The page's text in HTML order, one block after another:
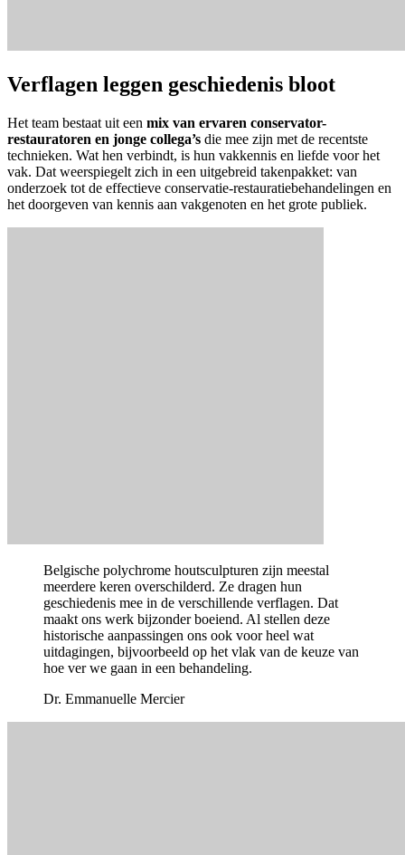
Verflagen leggen geschiedenis bloot
Het team bestaat uit een mix van ervaren conservator-
restauratoren en jonge collega’s die mee zijn met de recentste
technieken. Wat hen verbindt, is hun vakkennis en liefde voor het
vak. Dat weerspiegelt zich in een uitgebreid takenpakket: van
onderzoek tot de effectieve conservatie-restauratiebehandelingen en
het doorgeven van kennis aan vakgenoten en het grote publiek.
Belgische polychrome houtsculpturen zijn meestal
meerdere keren overschilderd. Ze dragen hun
geschiedenis mee in de verschillende verflagen. Dat
maakt ons werk bijzonder boeiend. Al stellen deze
historische aanpassingen ons ook voor heel wat
uitdagingen, bijvoorbeeld op het vlak van de keuze van
hoe ver we gaan in een behandeling.
Dr. Emmanuelle Mercier